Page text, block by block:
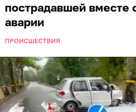
пострадавшей вместе
аварии
ПРОИСШЕСТВИЯ